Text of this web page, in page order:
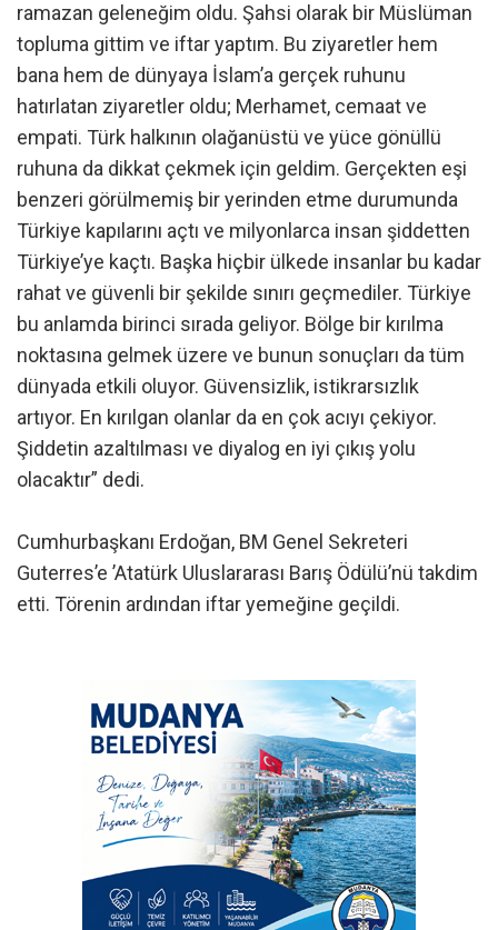
ramazan geleneğim oldu. Şahsi olarak bir Müslüman
topluma gittim ve iftar yaptım. Bu ziyaretler hem
bana hem de dünyaya İslam’a gerçek ruhunu
hatırlatan ziyaretler oldu; Merhamet, cemaat ve
empati. Türk halkının olağanüstü ve yüce gönüllü
ruhuna da dikkat çekmek için geldim. Gerçekten eşi
benzeri görülmemiş bir yerinden etme durumunda
Türkiye kapılarını açtı ve milyonlarca insan şiddetten
Türkiye’ye kaçtı. Başka hiçbir ülkede insanlar bu kadar
rahat ve güvenli bir şekilde sınırı geçmediler. Türkiye
bu anlamda birinci sırada geliyor. Bölge bir kırılma
noktasına gelmek üzere ve bunun sonuçları da tüm
dünyada etkili oluyor. Güvensizlik, istikrarsızlık
artıyor. En kırılgan olanlar da en çok acıyı çekiyor.
Şiddetin azaltılması ve diyalog en iyi çıkış yolu
olacaktır” dedi.
Cumhurbaşkanı Erdoğan, BM Genel Sekreteri
Guterres’e ’Atatürk Uluslararası Barış Ödülü’nü takdim
etti. Törenin ardından iftar yemeğine geçildi.